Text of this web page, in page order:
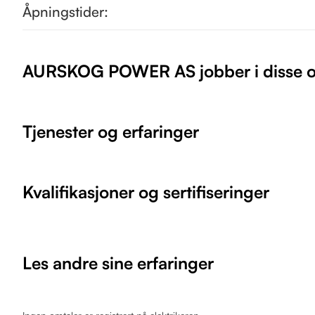
Åpningstider:
AURSKOG POWER AS jobber i disse
Tjenester og erfaringer
Kvalifikasjoner og sertifiseringer
Les andre sine erfaringer